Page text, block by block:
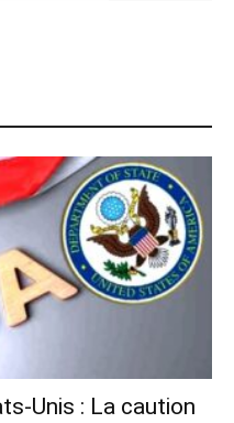
Unis : La caution